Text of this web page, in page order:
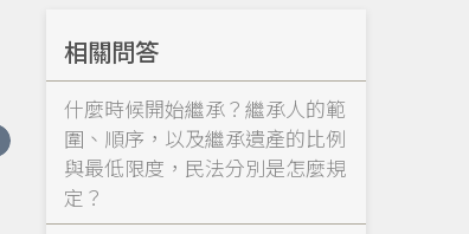
相關問答
什麼時候開始繼承？繼承人的範
圍、順序，以及繼承遺產的比例
與最低限度，民法分別是怎麼規
定？